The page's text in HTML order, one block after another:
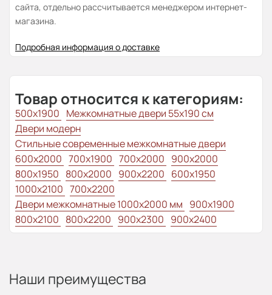
сайта, отдельно рассчитывается менеджером интернет-
магазина.
Подробная информация о доставке
Товар относится к категориям:
500x1900 Межкомнатные двери 55х190 см
Двери модерн
Стильные современные межкомнатные двери
600x2000 700x1900 700x2000 900x2000
800х1950 800x2000 900x2200 600x1950
1000x2100 700x2200
Двери межкомнатные 1000х2000 мм 900x1900
800x2100 800x2200 900x2300 900x2400
Наши преимущества